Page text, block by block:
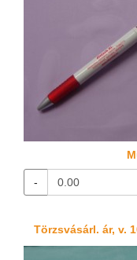
-
Törzsvásárl. ár, v.